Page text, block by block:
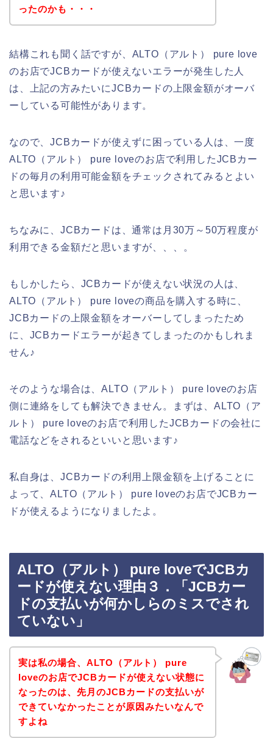
ったのかも・・・
結構これも聞く話ですが、ALTO（アルト） pure love
のお店でJCBカードが使えないエラーが発生した人
は、上記の方みたいにJCBカードの上限金額がオーバ
ーしている可能性があります。
なので、JCBカードが使えずに困っている人は、一度
ALTO（アルト） pure loveのお店で利用したJCBカー
ドの毎月の利用可能金額をチェックされてみるとよい
と思います♪
ちなみに、JCBカードは、通常は月30万～50万程度が
利用できる金額だと思いますが、、、。
もしかしたら、JCBカードが使えない状況の人は、
ALTO（アルト） pure loveの商品を購入する時に、
JCBカードの上限金額をオーバーしてしまったため
に、JCBカードエラーが起きてしまったのかもしれま
せん♪
そのような場合は、ALTO（アルト） pure loveのお店
側に連絡をしても解決できません。まずは、ALTO（ア
ルト） pure loveのお店で利用したJCBカードの会社に
電話などをされるといいと思います♪
私自身は、JCBカードの利用上限金額を上げることに
よって、ALTO（アルト） pure loveのお店でJCBカー
ドが使えるようになりましたよ。
ALTO（アルト） pure loveでJCBカ
ードが使えない理由３．「JCBカー
ドの支払いが何かしらのミスでされ
ていない」
実は私の場合、ALTO（アルト） pure
loveのお店でJCBカードが使えない状態に
なったのは、先月のJCBカードの支払いが
できていなかったことが原因みたいなんで
すよね